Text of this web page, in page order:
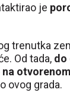
je
trenutka
Od tada, do
ovog grada.